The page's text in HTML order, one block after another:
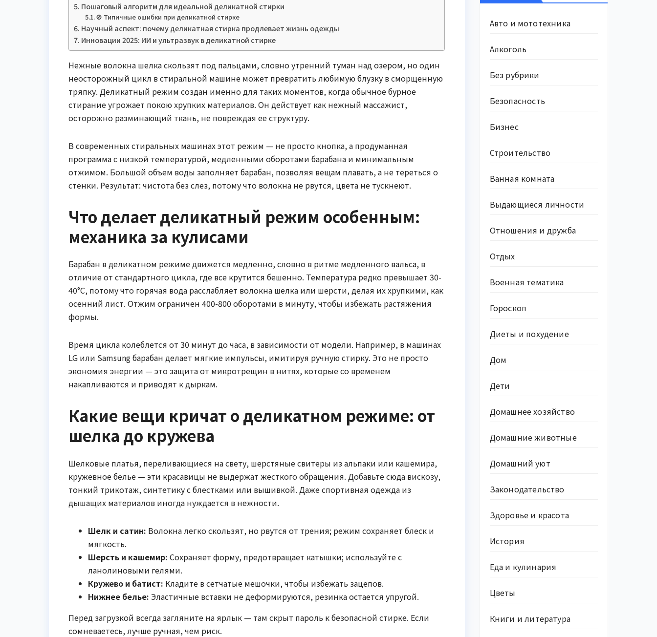
Пошаговый алгоритм для идеальной деликатной стирки
🚫 Типичные ошибки при деликатной стирке
Научный аспект: почему деликатная стирка продлевает жизнь одежды
Инновации 2025: ИИ и ультразвук в деликатной стирке
Нежные волокна шелка скользят под пальцами, словно утренний туман над озером, но один
неосторожный цикл в стиральной машине может превратить любимую блузку в сморщенную
тряпку. Деликатный режим создан именно для таких моментов, когда обычное бурное
стирание угрожает покою хрупких материалов. Он действует как нежный массажист,
осторожно разминающий ткань, не повреждая ее структуру.
В современных стиральных машинах этот режим — не просто кнопка, а продуманная
программа с низкой температурой, медленными оборотами барабана и минимальным
отжимом. Большой объем воды заполняет барабан, позволяя вещам плавать, а не тереться о
стенки. Результат: чистота без слез, потому что волокна не рвутся, цвета не тускнеют.
Что делает деликатный режим особенным:
механика за кулисами
Барабан в деликатном режиме движется медленно, словно в ритме медленного вальса, в
отличие от стандартного цикла, где все крутится бешенно. Температура редко превышает 30-
40°C, потому что горячая вода расслабляет волокна шелка или шерсти, делая их хрупкими, как
осенний лист. Отжим ограничен 400-800 оборотами в минуту, чтобы избежать растяжения
формы.
Время цикла колеблется от 30 минут до часа, в зависимости от модели. Например, в машинах
LG или Samsung барабан делает мягкие импульсы, имитируя ручную стирку. Это не просто
экономия энергии — это защита от микротрещин в нитях, которые со временем
накапливаются и приводят к дыркам.
Какие вещи кричат о деликатном режиме: от
шелка до кружева
Шелковые платья, переливающиеся на свету, шерстяные свитеры из альпаки или кашемира,
кружевное белье — эти красавицы не выдержат жесткого обращения. Добавьте сюда вискозу,
тонкий трикотаж, синтетику с блестками или вышивкой. Даже спортивная одежда из
дышащих материалов иногда нуждается в нежности.
Шелк и сатин: Волокна легко скользят, но рвутся от трения; режим сохраняет блеск и
мягкость.
Шерсть и кашемир: Сохраняет форму, предотвращает катышки; используйте с
ланолиновыми гелями.
Кружево и батист: Кладите в сетчатые мешочки, чтобы избежать зацепов.
Нижнее белье: Эластичные вставки не деформируются, резинка остается упругой.
Перед загрузкой всегда загляните на ярлык — там скрыт пароль к безопасной стирке. Если
сомневаетесь, лучше ручная, чем риск.
Авто и мототехника
Алкоголь
Без рубрики
Безопасность
Бизнес
Строительство
Ванная комната
Выдающиеся личности
Отношения и дружба
Отдых
Военная тематика
Гороскоп
Диеты и похудение
Дом
Дети
Домашнее хозяйство
Домашние животные
Домашний уют
Законодательство
Здоровье и красота
История
Еда и кулинария
Цветы
Книги и литература